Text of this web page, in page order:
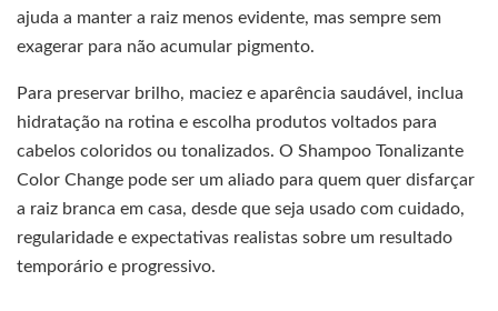
ajuda a manter a raiz menos evidente, mas sempre sem
exagerar para não acumular pigmento.
Para preservar brilho, maciez e aparência saudável, inclua
hidratação na rotina e escolha produtos voltados para
cabelos coloridos ou tonalizados. O Shampoo Tonalizante
Color Change pode ser um aliado para quem quer disfarçar
a raiz branca em casa, desde que seja usado com cuidado,
regularidade e expectativas realistas sobre um resultado
temporário e progressivo.